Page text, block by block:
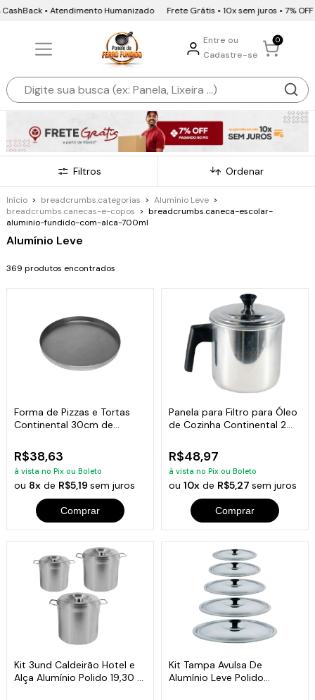
• Atendimento Humanizado Frete Grátis • 10x sem juros • 7% OFF Pix e
Entre ou
Cadastre-se
0
Filtros Ordenar
Início > breadcrumbs.categorias > Alumínio Leve >
breadcrumbs.canecas-e-copos > breadcrumbs.caneca-escolar-
aluminio-fundido-com-alca-700ml
Alumínio Leve
369 produtos encontrados
Forma de Pizzas e Tortas
Continental 30cm de
R$38,63
à vista no Pix ou Boleto
ou 8x de R$5,19sem juros
Comprar
Panela para Filtro para Óleo
de Cozinha Continental 2
R$48,97
à vista no Pix ou Boleto
ou 10xde R$5,27 sem juros
Comprar
Kit 3und Caldeirão Hotel e
Alça Alumínio Polido 19,30 e
Kit Tampa Avulsa De
Alumínio Leve Polido